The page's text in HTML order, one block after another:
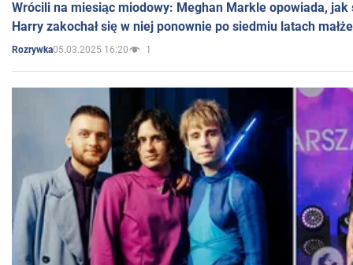
Wrócili na miesiąc miodowy: Meghan Markle opowiada, jak
Harry zakochał się w niej ponownie po siedmiu latach
Rozrywka05.03.2025 16:20 1